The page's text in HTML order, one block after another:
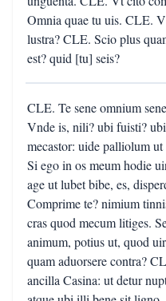
Omnia quae tu uis. CLE.
lustra? CLE. Scio plus
est? quid [tu] seis?
CLE. Te sene omnium
Vnde is, nili? ubi fuisti?
mecastor: uide palliolum
Si ego in os meum hodie
age ut lubet bibe, es,
Comprime te? nimium
cras quod mecum litiges.
animum, potius ut, quod
quam aduorsere contra?
ancilla Casina: ut detur